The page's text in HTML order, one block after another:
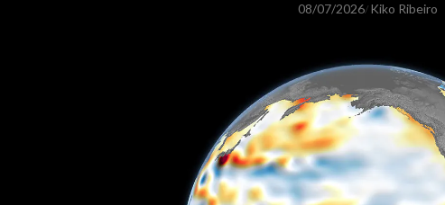
08/07/2026/ Kiko Ribeiro